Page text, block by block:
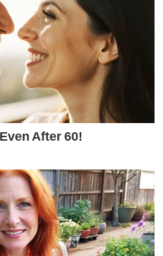
After 60!